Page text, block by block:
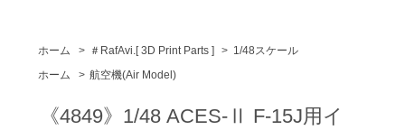
ホーム > ＃RafAvi.[ 3D Print Parts ] > 1/48スケール
ホーム
> 航空機(Air Model)
《4849》1/48 ACES-Ⅱ F-15J用イ